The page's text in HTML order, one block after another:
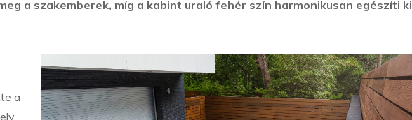
a szakemberek, míg a kabint uraló fehér szín harmonikusan egészíti ki
a